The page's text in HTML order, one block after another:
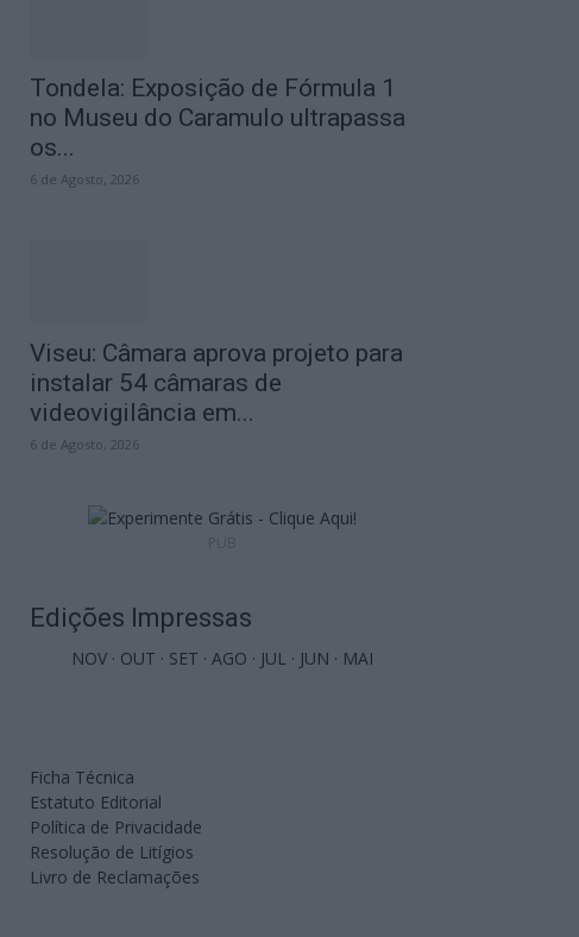
Tondela: Exposição de Fórmula 1
no Museu do Caramulo ultrapassa
os...
6 de Agosto, 2026
Viseu: Câmara aprova projeto para
instalar 54 câmaras de
videovigilância em...
6 de Agosto, 2026
Edições Impressas
NOV · OUT · SET · AGO · JUL · JUN · MAI
Ficha Técnica
Estatuto Editorial
Política de Privacidade
Resolução de Litígios
Livro de Reclamações